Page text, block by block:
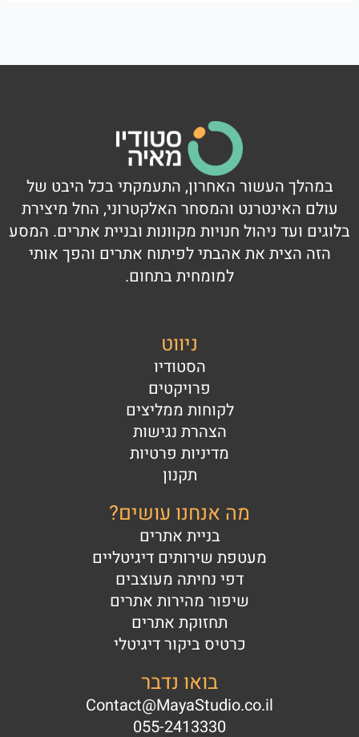
במהלך העשור האחרון, התעמקתי בכל היבט של
עולם האינטרנט והמסחר האלקטרוני, החל מיצירת
בלוגים ועד ניהול חנויות מקוונות ובניית אתרים. המסע
הזה הצית את אהבתי לפיתוח אתרים והפך אותי
למומחית בתחום.
ניווט
הסטודיו
פרויקטים
לקוחות ממליצים
הצהרת נגישות
מדיניות פרטיות
תקנון
מה אנחנו עושים?
בניית אתרים
מעטפת שירותים דיגיטליים
דפי נחיתה מעוצבים
שיפור מהירות אתרים
תחזוקת אתרים
כרטיס ביקור דיגיטלי
בואו נדבר
Contact@MayaStudio.co.il
055-2413330